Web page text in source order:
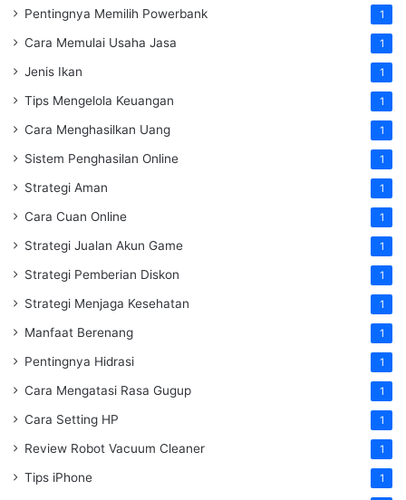
Pentingnya Memilih Powerbank 1
Cara Memulai Usaha Jasa 1
Jenis Ikan 1
Tips Mengelola Keuangan 1
Cara Menghasilkan Uang 1
Sistem Penghasilan Online 1
Strategi Aman 1
Cara Cuan Online 1
Strategi Jualan Akun Game 1
Strategi Pemberian Diskon 1
Strategi Menjaga Kesehatan 1
Manfaat Berenang 1
Pentingnya Hidrasi 1
Cara Mengatasi Rasa Gugup 1
Cara Setting HP 1
Review Robot Vacuum Cleaner 1
Tips iPhone 1